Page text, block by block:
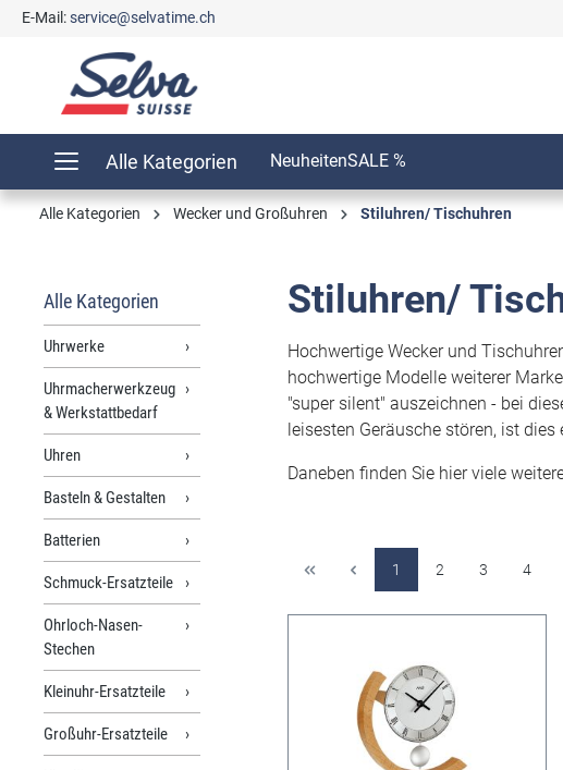
Zur Hauptnavigation springen
E-Mail:service@selvatime.ch
Alle Kategorien NeuheitenSALE %
Alle Kategorien Wecker und Großuhren Stiluhren/ Tischuhren
Alle Kategorien
Uhrwerke
Uhrmacherwerkzeug
& Werkstattbedarf
Uhren
Basteln & Gestalten
Batterien
Schmuck-Ersatzteile
Ohrloch-Nasen-
Stechen
Kleinuhr-Ersatzteile
Großuhr-Ersatzteile
Stiluhren/
Hochwertige Wecker und
hochwertige Modelle weiterer
"super silent" auszeichnen - bei
leisesten Geräusche stören, ist
Daneben finden Sie hier viele
1 2 3 4